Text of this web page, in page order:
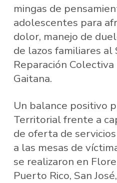
mingas de
adolescentes para
dolor, manejo de
de lazos familiares al
Reparación
Gaitana.
Un balance positivo
Territorial frente a
de oferta de
a las mesas de
se realizaron en
Puerto Rico, San